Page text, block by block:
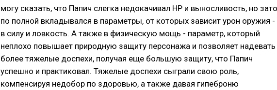
могу сказать, что Папич слегка недокачивал HP и выносливость, но зато
по полной вкладывался в параметры, от которых зависит урон оружия -
в силу и ловкость. А также в физическую мощь - параметр, который
неплохо повышает природную защиту персонажа и позволяет надевать
более тяжелые доспехи, получая еще большую защиту, что Папич
успешно и практиковал. Тяжелые доспехи сыграли свою роль,
компенсируя недобор по здоровью, а также давая гипеброню